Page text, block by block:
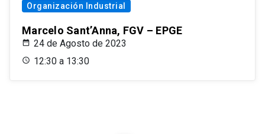
Organización Industrial
Marcelo Sant’Anna, FGV – EPGE
24 de Agosto de 2023
12:30 a 13:30